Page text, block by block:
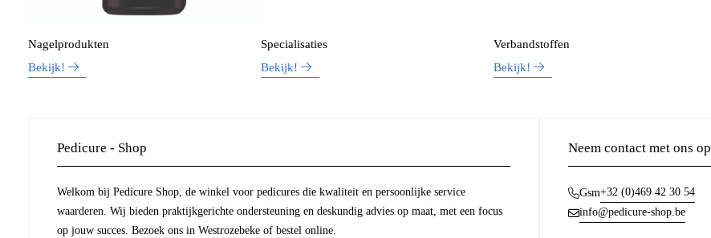
Nagelprodukten
Bekijk!
Specialisaties
Bekijk!
Verbandstoffen
Bekijk!
Pedicure - Shop
Welkom bij Pedicure Shop, de winkel voor pedicures die kwaliteit en persoonlijke service
waarderen. Wij bieden praktijkgerichte ondersteuning en deskundig advies op maat, met een focus
op jouw succes. Bezoek ons in Westrozebeke of bestel online.
Neem contact met ons op
Gsm+32 (0)469 42 30 54
info@pedicure-shop.be